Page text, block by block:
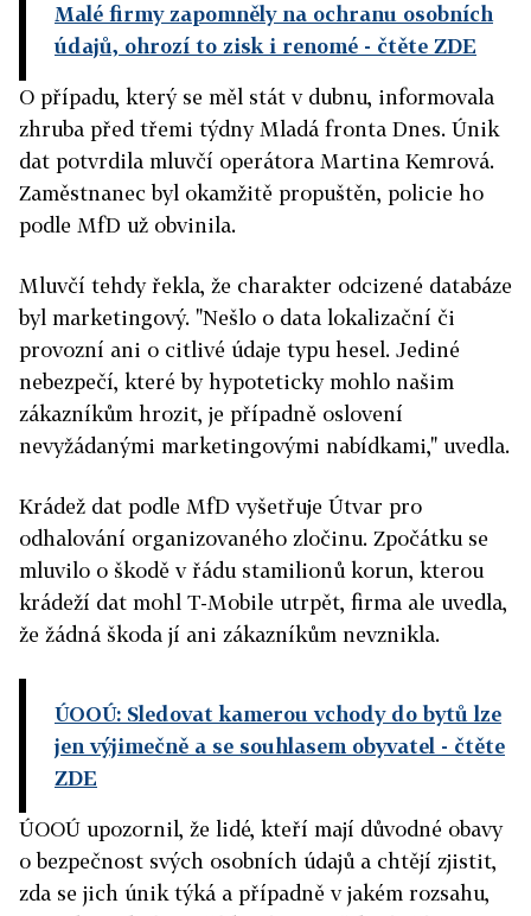
Malé firmy zapomněly na ochranu osobních
údajů, ohrozí to zisk i renomé - čtěte ZDE
O případu, který se měl stát v dubnu, informovala
zhruba před třemi týdny Mladá fronta Dnes. Únik
dat potvrdila mluvčí operátora Martina Kemrová.
Zaměstnanec byl okamžitě propuštěn, policie ho
podle MfD už obvinila.
Mluvčí tehdy řekla, že charakter odcizené databáze
byl marketingový. "Nešlo o data lokalizační či
provozní ani o citlivé údaje typu hesel. Jediné
nebezpečí, které by hypoteticky mohlo našim
zákazníkům hrozit, je případně oslovení
nevyžádanými marketingovými nabídkami," uvedla.
Krádež dat podle MfD vyšetřuje Útvar pro
odhalování organizovaného zločinu. Zpočátku se
mluvilo o škodě v řádu stamilionů korun, kterou
krádeží dat mohl T-Mobile utrpět, firma ale uvedla,
že žádná škoda jí ani zákazníkům nevznikla.
ÚOOÚ: Sledovat kamerou vchody do bytů lze
jen výjimečně a se souhlasem obyvatel - čtěte
ZDE
ÚOOÚ upozornil, že lidé, kteří mají důvodné obavy
o bezpečnost svých osobních údajů a chtějí zjistit,
zda se jich únik týká a případně v jakém rozsahu,